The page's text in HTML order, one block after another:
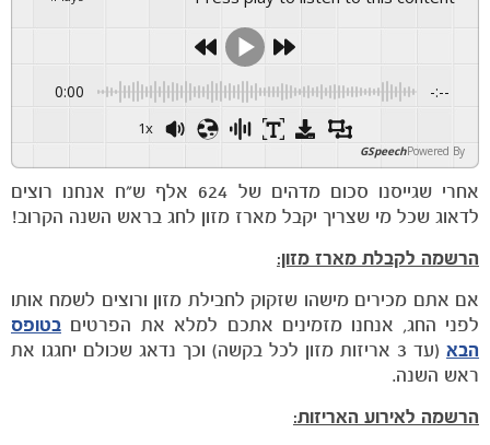
הקבוצות
0:00 -:--
1x
Powered By
GSpeech
אחרי שגייסנו סכום מדהים של 624 אלף ש"ח אנחנו רוצים
לדאוג שכל מי שצריך יקבל מארז מזון לחג בראש השנה הקרוב!
הרשמה לקבלת מארז מזון:
אם אתם מכירים מישהו שזקוק לחבילת מזון ורוצים לשמח אותו
לפני החג, אנחנו מזמינים אתכם למלא את הפרטים בטופס
הבא
(עד 3 אריזות מזון לכל בקשה) וכך נדאג שכולם יחגגו את
ראש השנה.
הרשמה לאירוע האריזות: